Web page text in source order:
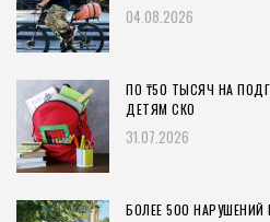
04.08.2026
ПО ₸50 ТЫСЯЧ НА
ДЕТЯМ СКО
31.07.2026
БОЛЕЕ 500